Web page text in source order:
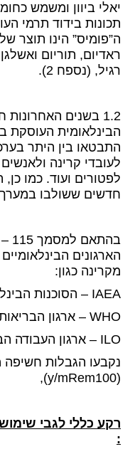
יאלי ביוון ומשמש
תכונות בידוד תרמי
ה”פומיס” הינו תוצר
ראדיום, תוריום
רגיל, (נספח 2).
1.2 בשנים
הבינלאומית העוסקת
התבטאו בין היתר
לעובדי קרינה
לפטורים ועוד. כמו
חדשים ששולבו
הארגונים
מקרינה כגון:
IAEA – הסוכנות הבינלאומית לאנרגיה אטומית
WHO – ארגון הבריאות העולמי
ILO – ארגון העבודה הבינלאומי וכו’
(y/mRem100),
רקע כללי לגבי
: